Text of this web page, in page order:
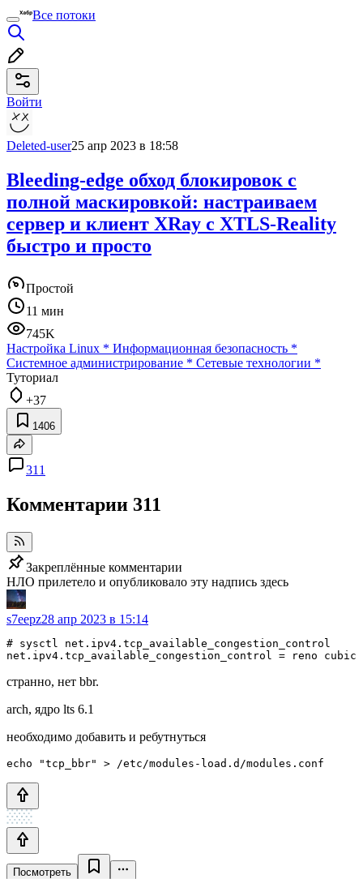
Все потоки
Войти
Deleted-user25 апр 2023 в 18:58
Bleeding-edge обход блокировок с
полной маскировкой: настраиваем
сервер и клиент XRay с XTLS-Reality
быстро и просто
Простой
11 мин
745K
Настройка Linux * Информационная безопасность *
Системное администрирование * Сетевые технологии *
Туториал
+37
1406
311
Комментарии 311
Закреплённые комментарии
НЛО прилетело и опубликовало эту надпись здесь
s7eepz28 апр 2023 в 15:14
# sysctl net.ipv4.tcp_available_congestion_control
net.ipv4.tcp_available_congestion_control = reno cubic
странно, нет bbr.
arch, ядро lts 6.1
необходимо добавить и ребутнуться
echo "tcp_bbr" > /etc/modules-load.d/modules.conf
Посмотреть